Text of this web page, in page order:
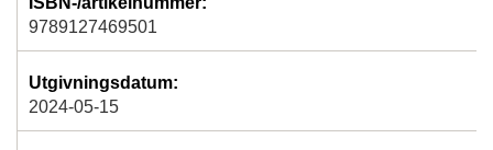
9789127469501
Utgivningsdatum:
2024-05-15